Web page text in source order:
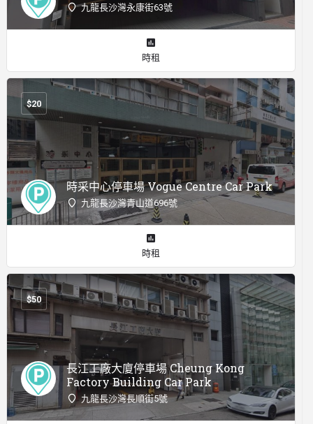
九龍長沙灣永康街63號
時租
時采中心停車場 Vogue Centre Car Park
九龍長沙灣青山道696號
$20
時租
長江工廠大廈停車場 Cheung Kong
Factory Building Car Park
九龍長沙灣長順街5號
$50